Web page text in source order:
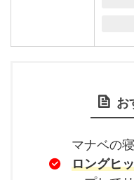
お
マナベの
ロングヒ